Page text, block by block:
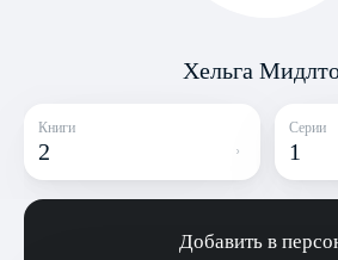
Хельга
Книги
2
Серии
1
Добавить в